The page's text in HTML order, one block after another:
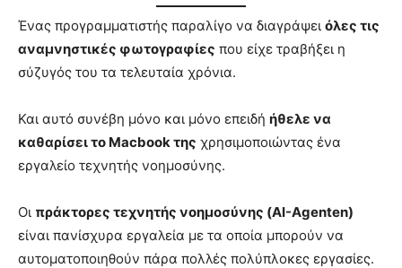
Ένας προγραμματιστής παραλίγο να διαγράψει όλες τις
αναμνηστικές φωτογραφίες που είχε τραβήξει η
σύζυγός του τα τελευταία χρόνια.
Και αυτό συνέβη μόνο και μόνο επειδή ήθελε να
καθαρίσει το Macbook της χρησιμοποιώντας ένα
εργαλείο τεχνητής νοημοσύνης.
Οι πράκτορες τεχνητής νοημοσύνης (AI-Agenten)
είναι πανίσχυρα εργαλεία με τα οποία μπορούν να
αυτοματοποιηθούν πάρα πολλές πολύπλοκες εργασίες.